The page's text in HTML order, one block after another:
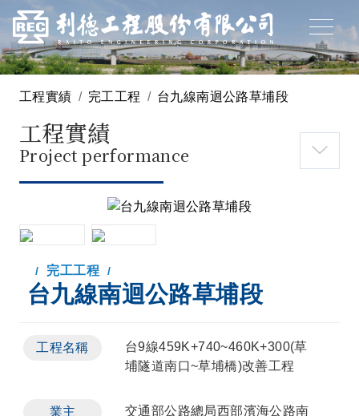
工程實績 完工工程 台九線南迴公路草埔段
工程實績
Project performance
完工工程
台九線南迴公路草埔段
工程名稱
台9線459K+740~460K+300(草
埔隧道南口~草埔橋)改善工程
業主
交通部公路總局西部濱海公路南